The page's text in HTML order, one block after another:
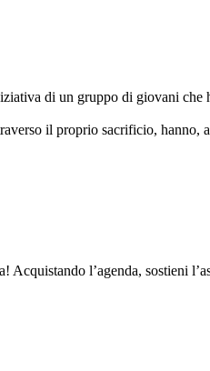
di un gruppo di giovani che
il proprio sacrificio, hanno,
l’agenda, sostieni